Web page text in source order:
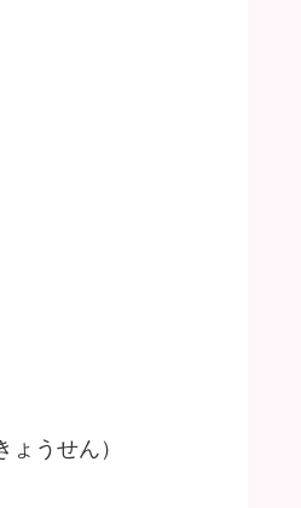
ょうせん）